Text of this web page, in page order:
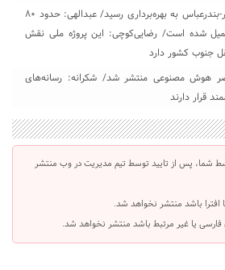
مسیر جدید بزرگراه جهرم-لار-بندرعباس به بهره‌برداری رسید/ عبدالهی: حدود ۸۰
شده است/ رضایی‌کوچی: این پروژه ملی نقش
جنوب کشور دارد
هوش مصنوعی منتشر شد/ شکرانه: رسانه‌های
قرار دارند
شما، پس از تایید توسط تیم مدیریت در وب منتشر
افترا باشد منتشر نخواهد شد.
فارسی یا غیر مرتبط باشد منتشر نخواهد شد.